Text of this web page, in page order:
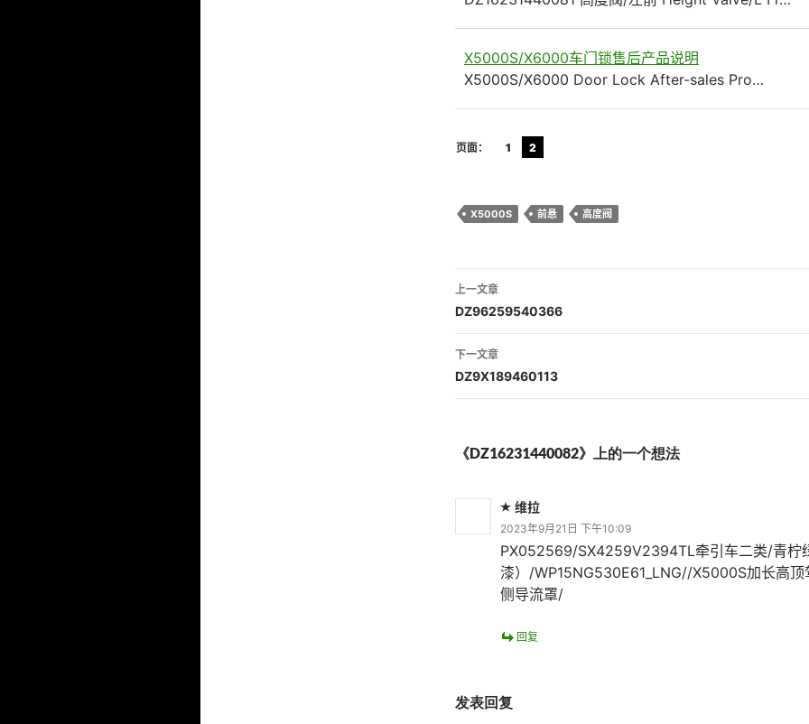
X5000S/X6000车门锁售后产品说明
X5000S/X6000 Door Lock After-sales Pro…
页面： 1 2
X5000S 前悬 高度阀
文
章
导
航
上一文章
DZ96259540366
下一文章
DZ9X189460113
《DZ16231440082》上的一个想法
维拉
2023年9月21日 下午10:09
PX052569/SX4259V2394TL牵引车二类/青柠
漆）/WP15NG530E61_LNG//X5000S加长高顶
侧导流罩/
回复
发表回复